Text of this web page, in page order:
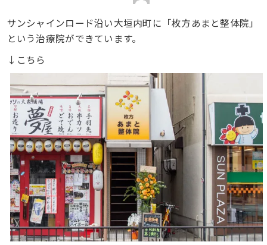
サンシャインロード沿い大垣内町に「枚方あまと整体院」
という治療院ができています。
↓こちら